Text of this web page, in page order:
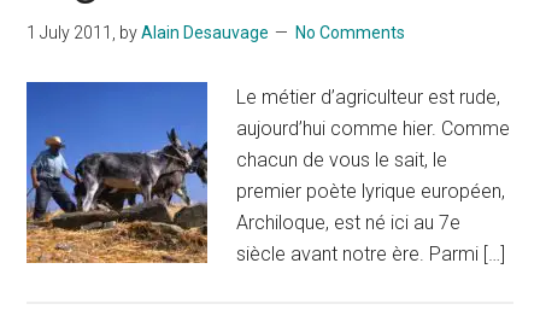
1 July 2011 , byAlain Desauvage No Comments
Le métier d’agriculteur est rude,
aujourd’hui comme hier. Comme
chacun de vous le sait, le
premier poète lyrique européen,
Archiloque, est né ici au 7e
siècle avant notre ère. Parmi […]